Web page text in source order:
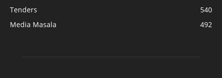
Tenders
540
Media Masala
492